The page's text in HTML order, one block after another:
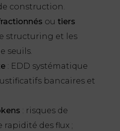
construction.
és ou tiers
structuring et les
seuils.
: EDD systématique
bancaires et
: risques de
rapidité des flux ;